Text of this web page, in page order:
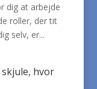
dig at arbejde
roller, der tit
selv, er...
hvor